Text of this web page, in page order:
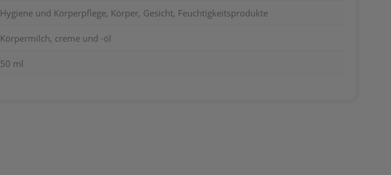
Hygiene und Körperpflege, Körper, Gesicht, Feuchtigkeitsprodukte
Körpermilch, creme und -öl
50 ml